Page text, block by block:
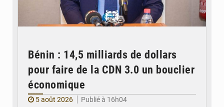
Bénin : 14,5 milliards de dollars
pour faire de la CDN 3.0 un bouclier
économique
5 août 2026
Publié à 16h04